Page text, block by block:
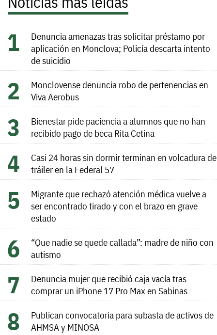
Denuncia amenazas tras solicitar préstamo por
aplicación en Monclova; Policía descarta intento
de suicidio
Monclovense denuncia robo de pertenencias en
Viva Aerobus
Bienestar pide paciencia a alumnos que no han
recibido pago de beca Rita Cetina
Casi 24 horas sin dormir terminan en volcadura de
tráiler en la Federal 57
Migrante que rechazó atención médica vuelve a
ser encontrado tirado y con el brazo en grave
estado
“Que nadie se quede callada”: madre de niño con
autismo
Denuncia mujer que recibió caja vacía tras
comprar un iPhone 17 Pro Max en Sabinas
Publican convocatoria para subasta de activos de
AHMSA y MINOSA